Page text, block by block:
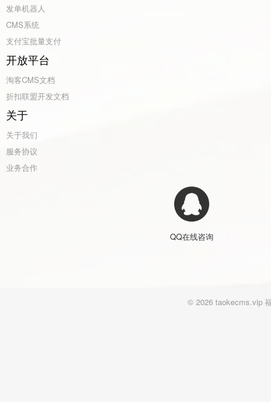
发单机器人
CMS系统
支付宝批量支付
开放平台
淘客CMS文档
折扣联盟开发文档
关于
关于我们
服务协议
业务合作
QQ在线咨询
© 2026 taokecms.vip